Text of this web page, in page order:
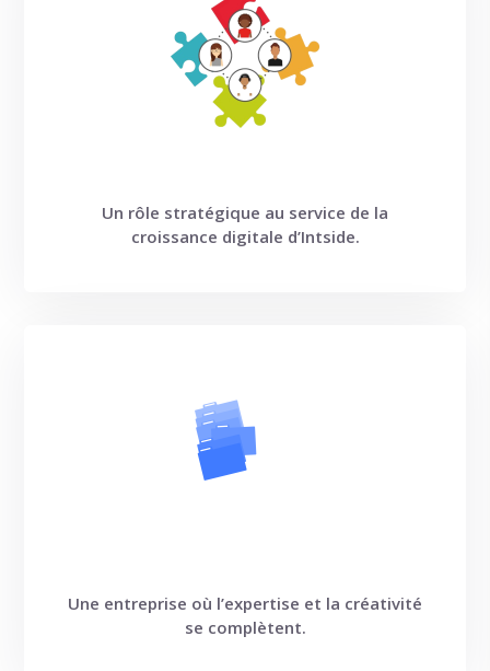
Un rôle stratégique au service de la
croissance digitale d’Intside.
Une entreprise où l’expertise et la créativité
se complètent.